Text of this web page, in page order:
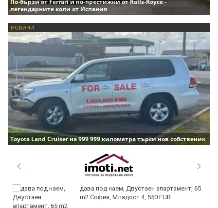
легендарните коли от Испания
НОВИНИ
Toyota Land Cruiser на 999 999 километра търси нов собственик
дава под наем, Двустаен апартамент, 65
m2 София, Младост 4, 550 EUR